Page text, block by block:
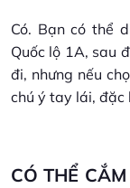
Có. Bạn có thể
Quốc lộ 1A, sau
đi, nhưng nếu
chú ý tay lái, đặc
CÓ THỂ